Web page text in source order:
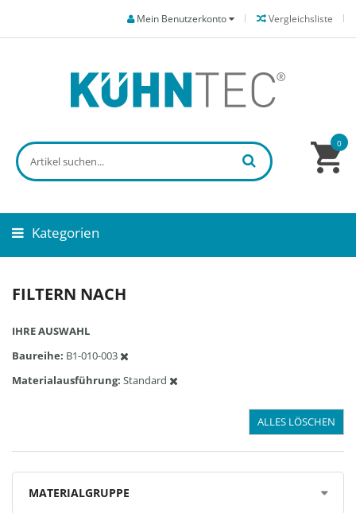
Vergleichsliste
Mein Benutzerkonto
0
Kategorien
FILTERN NACH
IHRE AUSWAHL
Baureihe B1-010-003
Materialausführung Standard
ALLES LÖSCHEN
MATERIALGRUPPE